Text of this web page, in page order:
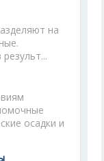
на
осадки и